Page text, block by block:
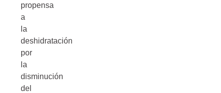
propensa
a
la
deshidratación
por
la
disminución
del